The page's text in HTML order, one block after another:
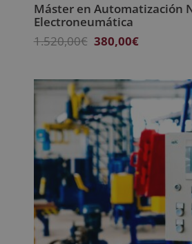
Máster en Automatización
Electroneumática
1.520,00€ El
era:
1.520,00€.
380,00€El
380,00€.